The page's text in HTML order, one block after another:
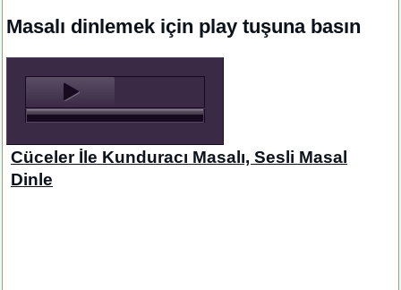
Masalı dinlemek için play tuşuna basın
Cüceler İle Kunduracı Masalı, Sesli Masal
Dinle